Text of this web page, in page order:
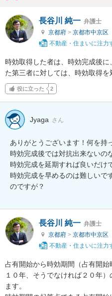
長谷川 純一 弁護士
京都府 > 京都市中京区
不動産・住まいに注力
時効取得した者は、時効完成後
た第三者に対しては、時効取得を
役に立った 2
Jyaga さん
ありがとうございます！何を持
時効完成後では対抗出来ないの
時効完成を延期すれば良いだけ
時効完成を早めるのは難しいで
のですが？
長谷川 純一 弁護士
京都府 > 京都市中京区
不動産・住まいに注力
占有開始から時効期間（占有開
１０年、そうでなければ２０年
ます。